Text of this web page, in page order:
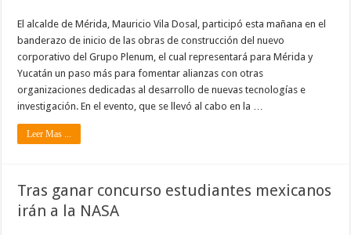
El alcalde de Mérida, Mauricio Vila Dosal, participó esta mañana en el
banderazo de inicio de las obras de construcción del nuevo
corporativo del Grupo Plenum, el cual representará para Mérida y
Yucatán un paso más para fomentar alianzas con otras
organizaciones dedicadas al desarrollo de nuevas tecnologías e
investigación. En el evento, que se llevó al cabo en la …
Leer Mas ...
Tras ganar concurso estudiantes mexicanos
irán a la NASA